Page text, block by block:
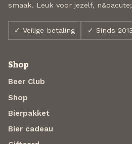
smaak. Leuk voor jezelf,
✓ Veilige betaling ✓ Sinds 2013
Shop
Beer Club
Shop
Bierpakket
Bier cadeau